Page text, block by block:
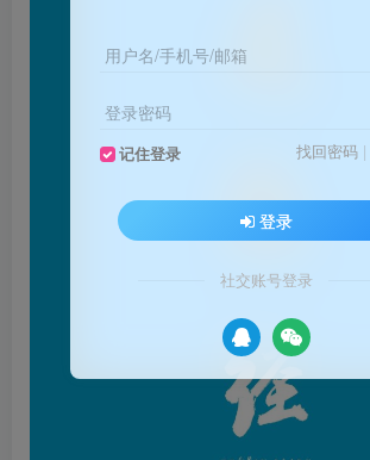
用户名/手机号/邮箱
登录密码
记住登录 找回密码 |
登录
社交账号登录